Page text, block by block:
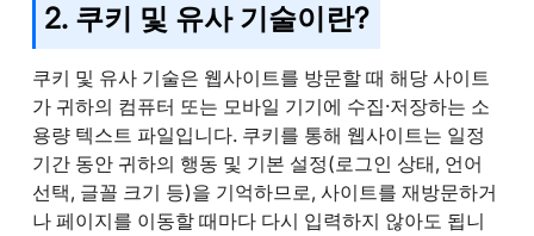
2. 쿠키 및 유사 기술이란?
쿠키 및 유사 기술은 웹사이트를 방문할 때 해당 사이트
가 귀하의 컴퓨터 또는 모바일 기기에 수집·저장하는 소
용량 텍스트 파일입니다. 쿠키를 통해 웹사이트는 일정
기간 동안 귀하의 행동 및 기본 설정(로그인 상태, 언어
선택, 글꼴 크기 등)을 기억하므로, 사이트를 재방문하거
나 페이지를 이동할 때마다 다시 입력하지 않아도 됩니